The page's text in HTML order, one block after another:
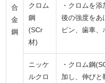
合
金
鋼
クロム
鋼
(SCr
材)
・クロムを
後の強度をあ
ピン、歯車、
ニッケ
ルクロ
・クロム鋼
加し、伸びと